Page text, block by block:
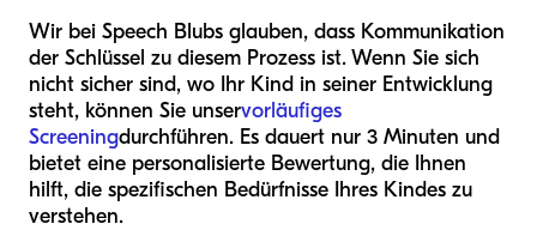
Wir bei Speech Blubs glauben, dass Kommunikation
der Schlüssel zu diesem Prozess ist. Wenn Sie sich
nicht sicher sind, wo Ihr Kind in seiner Entwicklung
steht, können Sie unservorläufiges
Screeningdurchführen. Es dauert nur 3 Minuten und
bietet eine personalisierte Bewertung, die Ihnen
hilft, die spezifischen Bedürfnisse Ihres Kindes zu
verstehen.